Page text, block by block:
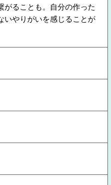
がることも。自分の作った
いやりがいを感じることが